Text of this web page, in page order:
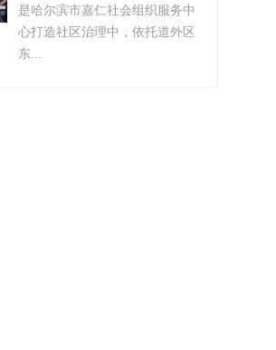
是哈尔滨市嘉仁社会组织服务中
心打造社区治理中，依托道外区
东...